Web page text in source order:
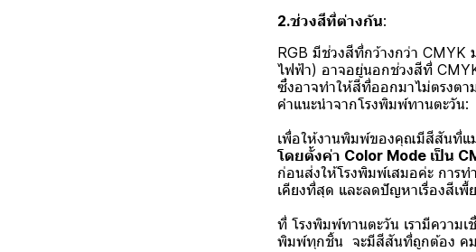
2.ช่วงสีที่ต่างกัน:
RGB มีช่วงสีที่กว้างกว่า
ไฟฟ้า) อาจอยู่นอกช่วงสีที่
ซึ่งอาจทำให้สีที่ออกมาไม่ตรงต
คำแนะนำจากโรงพิมพ์ทานตะวัน:
เพื่อให้งานพิมพ์ของคุณมีสีสันที่แ
โดยตั้งค่า Color Mode เป็น
ก่อนส่งให้โรงพิมพ์เสมอค่ะ การ
เคียงที่สุด และลดปัญหาเรื่องสีเพี้
ที่ โรงพิมพ์ทานตะวัน เรามีความ
พิมพ์ทุกชิ้น จะมีสีสันที่ถูกต้อง ค